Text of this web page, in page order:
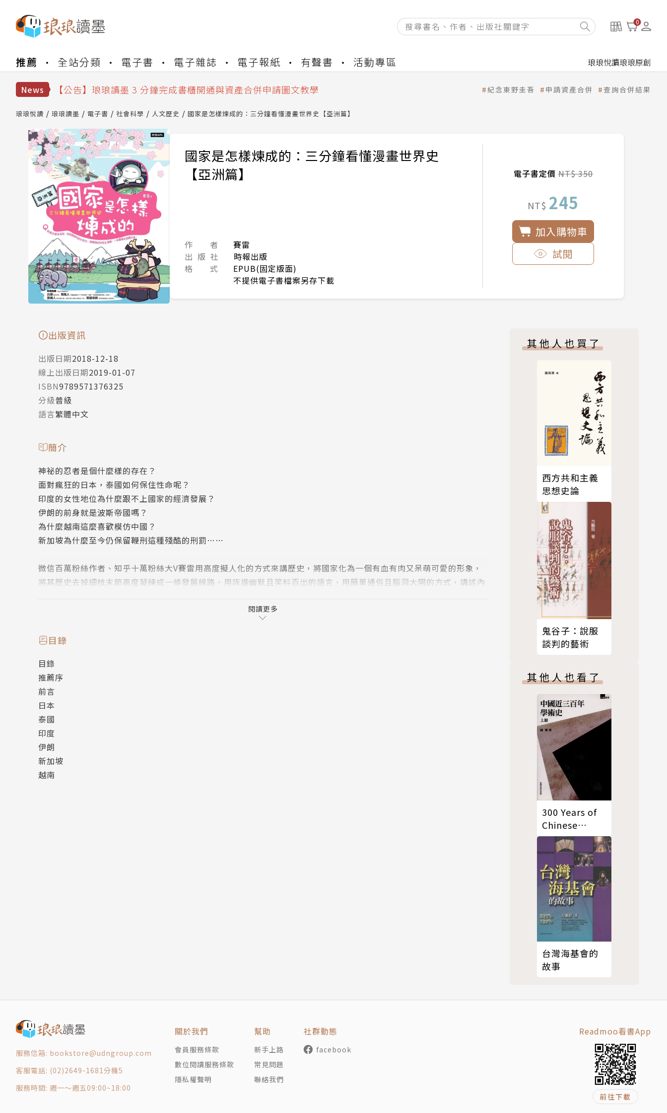
0
推薦 全站分類 電子書 電子雜誌 電子報紙 有聲書 活動專區 琅琅悅讀琅琅原創
News
【公告】琅琅讀墨數位閱讀資產合併與書櫃開通申請
【公告】琅琅讀墨 3 分鐘完成書櫃開通與資產合併申請圖文教學
【公告】琅琅讀墨數位閱讀資產合併與書櫃開通申請
紀念東野圭吾 申請資產合併 查詢合併結果
琅琅悅讀 琅琅讀墨 電子書 社會科學 人文歷史 國家是怎樣煉成的：三分鐘看懂漫畫世界史【亞洲篇】
國家是怎樣煉成的：三分鐘看懂漫畫世界史
【亞洲篇】
作 者
賽雷
出 版 社
時報出版
格 式
EPUB(固定版面)
不提供電子書檔案另存下載
電子書定價NT$ 350
NT$ 245
加入購物車
試閱
出版資訊
出版日期2018-12-18
線上出版日期2019-01-07
ISBN9789571376325
分級普級
語言繁體中文
簡介
神祕的忍者是個什麼樣的存在？
面對瘋狂的日本，泰國如何保住性命呢？
印度的女性地位為什麼跟不上國家的經濟發展？
伊朗的前身就是波斯帝國嗎？
為什麼越南這麼喜歡模仿中國？
新加坡為什麼至今仍保留鞭刑這種殘酷的刑罰……
微信百萬粉絲作者、知乎十萬粉絲大V賽雷用高度擬人化的方式來講歷史，將國家化為一個有血有肉又呆萌可愛的形象，
將其歷史去掉細枝末節高度凝練成一條發展線路，用詼諧幽默且笑料百出的語言，用簡單通俗且腦洞大開的方式，講述內
「知乎」著名歷史專欄「賽雷三分鍾」和科普專欄「賽雷話車」的作者。以漫畫和幽默語言的形式創作出數百篇精彩圖
文，內容橫跨歷史、汽車、百科、社會等領域，曾獲業內「優秀動漫自媒體」等殊榮，深受讀者的喜愛和追捧。
格言：沒有什麼事，三分鐘內講不清楚的！
閱讀更多
目錄
目錄
推薦序
前言
日本
泰國
印度
伊朗
新加坡
越南
其他人也買了
西方共和主義
思想史論
鬼谷子：說服
談判的藝術
其他人也看了
300 Years of
Chinese
Academic
History (Full
Set) 中國近三
百年學術史(上
下冊)
台灣海基會的
故事
服務信箱: bookstore@udngroup.com
客服電話: (02)2649-1681分機5
服務時間: 週一～週五09:00~18:00
關於我們
會員服務條款
數位閱讀服務條款
隱私權聲明
幫助
新手上路
常見問題
聯絡我們
社群動態
facebook
Readmoo看書App
前往下載